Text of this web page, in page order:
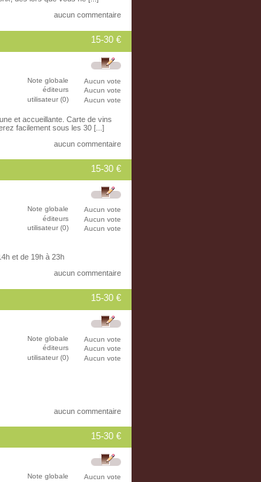
aucun commentaire
15-30 €
Note globale
Aucun vote
éditeurs
Aucun vote
utilisateur (0)
Aucun vote
et accueillante. Carte de vins
facilement sous les 30 [...]
aucun commentaire
15-30 €
Note globale
Aucun vote
éditeurs
Aucun vote
utilisateur (0)
Aucun vote
et de 19h à 23h
aucun commentaire
15-30 €
Note globale
Aucun vote
éditeurs
Aucun vote
utilisateur (0)
Aucun vote
aucun commentaire
15-30 €
Note globale Aucun vote